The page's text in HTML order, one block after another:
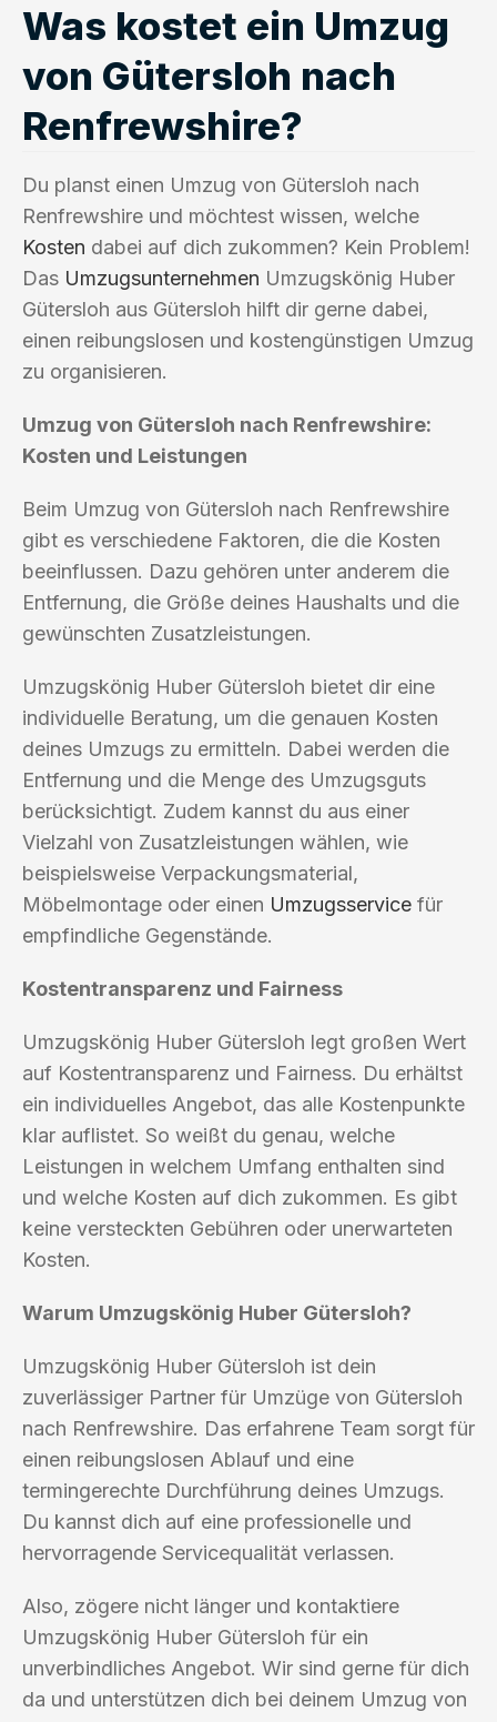
Was kostet ein Umzug
von Gütersloh nach
Renfrewshire?
Du planst einen Umzug von Gütersloh nach
Renfrewshire und möchtest wissen, welche
Kosten dabei auf dich zukommen? Kein Problem!
Das Umzugsunternehmen Umzugskönig Huber
Gütersloh aus Gütersloh hilft dir gerne dabei,
einen reibungslosen und kostengünstigen Umzug
zu organisieren.
Umzug von Gütersloh nach Renfrewshire:
Kosten und Leistungen
Beim Umzug von Gütersloh nach Renfrewshire
gibt es verschiedene Faktoren, die die Kosten
beeinflussen. Dazu gehören unter anderem die
Entfernung, die Größe deines Haushalts und die
gewünschten Zusatzleistungen.
Umzugskönig Huber Gütersloh bietet dir eine
individuelle Beratung, um die genauen Kosten
deines Umzugs zu ermitteln. Dabei werden die
Entfernung und die Menge des Umzugsguts
berücksichtigt. Zudem kannst du aus einer
Vielzahl von Zusatzleistungen wählen, wie
beispielsweise Verpackungsmaterial,
Möbelmontage oder einen Umzugsservice für
empfindliche Gegenstände.
Kostentransparenz und Fairness
Umzugskönig Huber Gütersloh legt großen Wert
auf Kostentransparenz und Fairness. Du erhältst
ein individuelles Angebot, das alle Kostenpunkte
klar auflistet. So weißt du genau, welche
Leistungen in welchem Umfang enthalten sind
und welche Kosten auf dich zukommen. Es gibt
keine versteckten Gebühren oder unerwarteten
Kosten.
Warum Umzugskönig Huber Gütersloh?
Umzugskönig Huber Gütersloh ist dein
zuverlässiger Partner für Umzüge von Gütersloh
nach Renfrewshire. Das erfahrene Team sorgt für
einen reibungslosen Ablauf und eine
termingerechte Durchführung deines Umzugs.
Du kannst dich auf eine professionelle und
hervorragende Servicequalität verlassen.
Also, zögere nicht länger und kontaktiere
Umzugskönig Huber Gütersloh für ein
unverbindliches Angebot. Wir sind gerne für dich
da und unterstützen dich bei deinem Umzug von